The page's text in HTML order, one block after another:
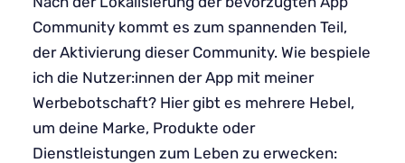
Community kommt es zum spannenden Teil,
der Aktivierung dieser Community. Wie bespiele
ich die Nutzer:innen der App mit meiner
Werbebotschaft? Hier gibt es mehrere Hebel,
um deine Marke, Produkte oder
Dienstleistungen zum Leben zu erwecken: